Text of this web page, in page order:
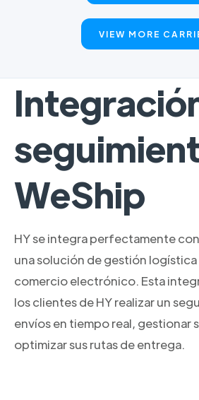
VIEW MORE
WeShip
HY se integra perfectamente
una solución de gestión
comercio electrónico. Esta
los clientes de HY realizar un
envíos en tiempo real, gestionar
optimizar sus rutas de entrega.